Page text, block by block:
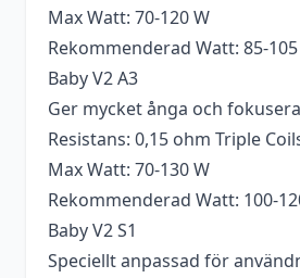
Max Watt: 70-120 W
Rekommenderad Watt: 85-
Baby V2 A3
Ger mycket ånga och
Resistans: 0,15 ohm Triple
Max Watt: 70-130 W
Rekommenderad Watt: 100-
Baby V2 S1
Speciellt anpassad för